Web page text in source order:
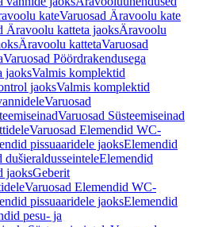
kateVaruosad Äravoolu kate
Äravoolu katteta jaoksÄravoolu
Äravoolu kattetaVaruosad
Varuosad Pöördrakendusega
jaoksValmis komplektid
jaoksValmis komplektid
Varuosad
Varuosad Süsteemiseinad
Varuosad Elemendid WC-
pissuaaridele jaoksElemendid
dušieraldusseinteleElemendid
jaoksGeberit
Varuosad Elemendid WC-
pissuaaridele jaoksElemendid
pesu- ja